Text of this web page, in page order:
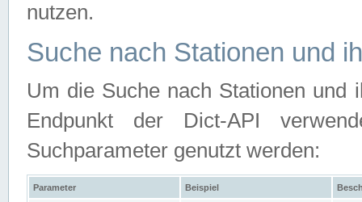
nutzen.
Suche nach Stationen und
Um die Suche nach Stationen und
Endpunkt der Dict-API
Suchparameter genutzt werden:
Parameter Beispiel